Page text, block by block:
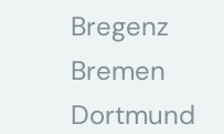
Bregenz
Bremen
Dortmund